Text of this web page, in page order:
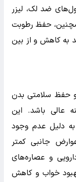
ضد لک، لیزر
حفظ رطوبت
به کاهش و از بین
و حفظ سلامتی بدن
عالی باشد. این
دلیل عدم وجود
جانبی کمتر
و عصاره‌های
خواب و کاهش